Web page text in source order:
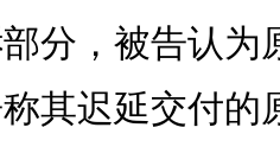
分，被告认为
其迟延交付的